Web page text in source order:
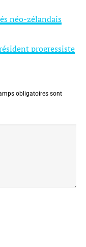
néo-zélandais
progressiste
obligatoires sont